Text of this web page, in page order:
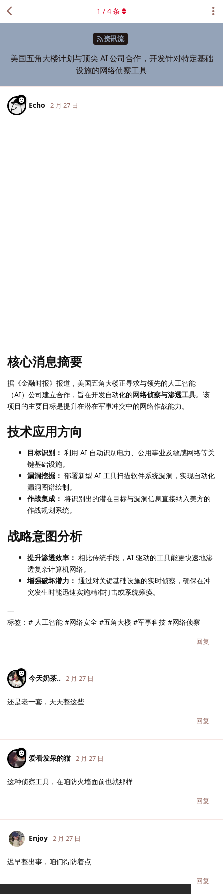
资讯流
美国五角大楼计划与顶尖 AI 公司合作，开发针对特定基础
设施的网络侦察工具
1 / 4 条
Echo 2 月 27 日
核心消息摘要
据《金融时报》报道，美国五角大楼正寻求与领先的人工智能
（AI）公司建立合作，旨在开发自动化的网络侦察与渗透工具。该
项目的主要目标是提升在潜在军事冲突中的网络作战能力。
技术应用方向
目标识别： 利用 AI 自动识别电力、公用事业及敏感网络等关
键基础设施。
漏洞挖掘： 部署新型 AI 工具扫描软件系统漏洞，实现自动化
漏洞图谱绘制。
作战集成： 将识别出的潜在目标与漏洞信息直接纳入美方的
作战规划系统。
战略意图分析
提升渗透效率： 相比传统手段，AI 驱动的工具能更快速地渗
透复杂计算机网络。
增强破坏潜力： 通过对关键基础设施的实时侦察，确保在冲
突发生时能迅速实施精准打击或系统瘫痪。
—
标签：# 人工智能 #网络安全 #五角大楼 #军事科技 #网络侦察
回复
今天奶茶.. 2 月 27 日
还是老一套，天天整这些
回复
爱看发呆的猫 2 月 27 日
这种侦察工具，在咱防火墙面前也就那样
回复
Enjoy 2 月 27 日
迟早整出事，咱们得防着点
回复